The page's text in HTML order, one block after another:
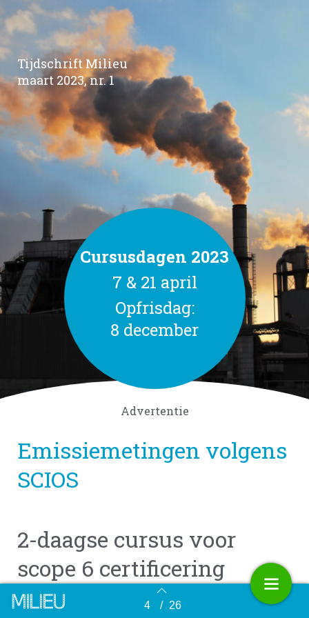
Terug naar overzicht 4 / 26
Tijdschrift Milieu
maart 2023, nr. 1
Cursusdagen 2023
7 & 21 april
Opfrisdag:
8 december
Advertentie
Emissiemetingen volgens
SCIOS
2-daagse cursus voor
scope 6 certificering